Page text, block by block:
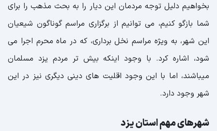
بخواهیم دلیل توجه مردمان این دیار را به بحث مذهب را برای
شما بازگو کنیم، می توانیم از برگزاری مراسم گوناگون شیعیان
این شهر، به ویژه مراسم نخل برداری، که در ماه محرم اجرا می
شود، اشاره کرد. با وجود اینکه بیش تر مردم یزد مسلمان
میباشند، اما با این وجود اقلیت های دینی دیگری نیز در این
شهر وجود دارد.
شهرهای مهم استان یزد